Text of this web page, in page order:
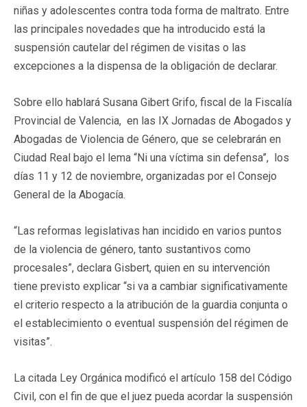
niñas y adolescentes contra toda forma de maltrato. Entre
las principales novedades que ha introducido está la
suspensión cautelar del régimen de visitas o las
excepciones a la dispensa de la obligación de declarar.
Sobre ello hablará Susana Gibert Grifo, fiscal de la Fiscalía
Provincial de Valencia, en las IX Jornadas de Abogados y
Abogadas de Violencia de Género, que se celebrarán en
Ciudad Real bajo el lema “Ni una víctima sin defensa”, los
días 11 y 12 de noviembre, organizadas por el Consejo
General de la Abogacía.
“Las reformas legislativas han incidido en varios puntos
de la violencia de género, tanto sustantivos como
procesales”, declara Gisbert, quien en su intervención
tiene previsto explicar “si va a cambiar significativamente
el criterio respecto a la atribución de la guardia conjunta o
el establecimiento o eventual suspensión del régimen de
visitas”.
La citada Ley Orgánica modificó el artículo 158 del Código
Civil, con el fin de que el juez pueda acordar la suspensión